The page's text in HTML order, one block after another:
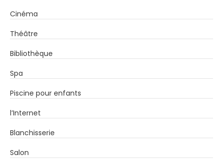
Cinéma
Théâtre
Bibliothèque
Spa
Piscine pour enfants
l’Internet
Blanchisserie
Salon